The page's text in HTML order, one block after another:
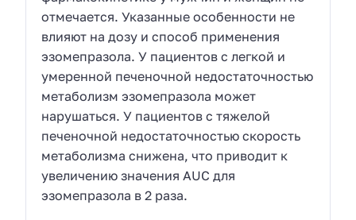
отмечается. Указанные особенности не
влияют на дозу и способ применения
эзомепразола. У пациентов с легкой и
умеренной печеночной недостаточностью
метаболизм эзомепразола может
нарушаться. У пациентов с тяжелой
печеночной недостаточностью скорость
метаболизма снижена, что приводит к
увеличению значения AUC для
эзомепразола в 2 раза.